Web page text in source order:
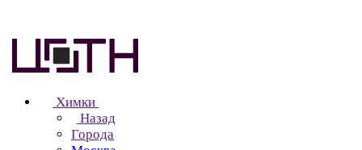
Химки
Назад
Города